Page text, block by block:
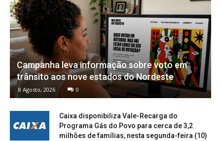
Campanha leva informação sobre voto em
trânsito aos nove estados do Nordeste
8 Agosto, 2026 0
Caixa disponibiliza Vale-Recarga do
Programa Gás do Povo para cerca de 3,2
milhões de famílias, nesta segunda-feira (10)